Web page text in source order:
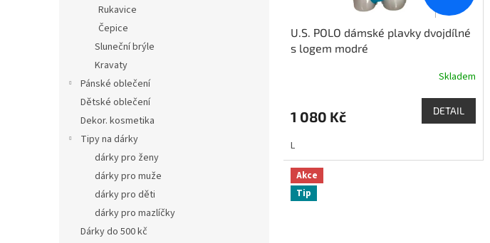
Rukavice
Čepice
Sluneční brýle
Kravaty
Pánské oblečení
Dětské oblečení
Dekor. kosmetika
Tipy na dárky
dárky pro ženy
dárky pro muže
dárky pro děti
dárky pro mazlíčky
Dárky do 500 kč
U.S. POLO dámské plavky dvojdílné
s logem modré
Skladem
1 080 Kč DETAIL
L
Akce
Tip